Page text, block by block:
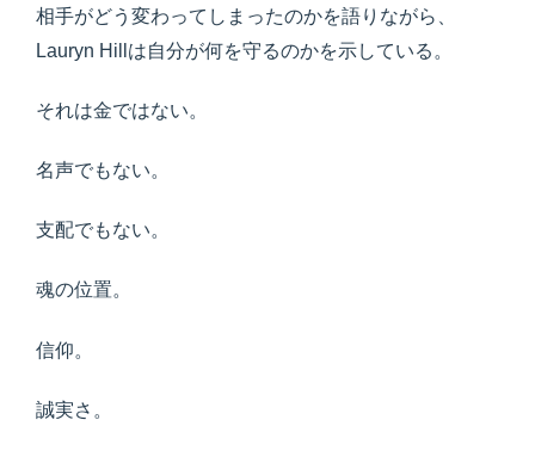
相手がどう変わってしまったのかを語りながら、
Lauryn Hillは自分が何を守るのかを示している。
それは金ではない。
名声でもない。
支配でもない。
魂の位置。
信仰。
誠実さ。